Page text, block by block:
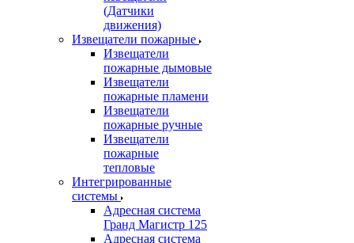
(Датчики
движения)
Извещатели пожарные
Извещатели
пожарные дымовые
Извещатели
пожарные пламени
Извещатели
пожарные ручные
Извещатели
пожарные
тепловые
Интегрированные
системы
Адресная система
Гранд Магистр 125
Адресная система